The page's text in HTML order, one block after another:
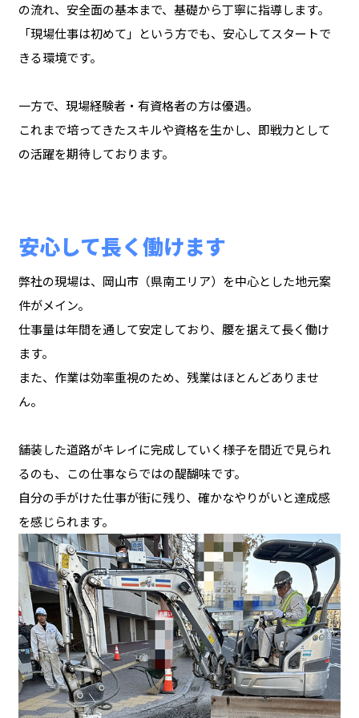
の流れ、安全面の基本まで、基礎から丁寧に指導します。
「現場仕事は初めて」という方でも、安心してスタートで
きる環境です。
一方で、現場経験者・有資格者の方は優遇。
これまで培ってきたスキルや資格を生かし、即戦力として
の活躍を期待しております。
安心して長く働けます
弊社の現場は、岡山市（県南エリア）を中心とした地元案
件がメイン。
仕事量は年間を通して安定しており、腰を据えて長く働け
ます。
また、作業は効率重視のため、残業はほとんどありませ
ん。
舗装した道路がキレイに完成していく様子を間近で見られ
るのも、この仕事ならではの醍醐味です。
自分の手がけた仕事が街に残り、確かなやりがいと達成感
を感じられます。